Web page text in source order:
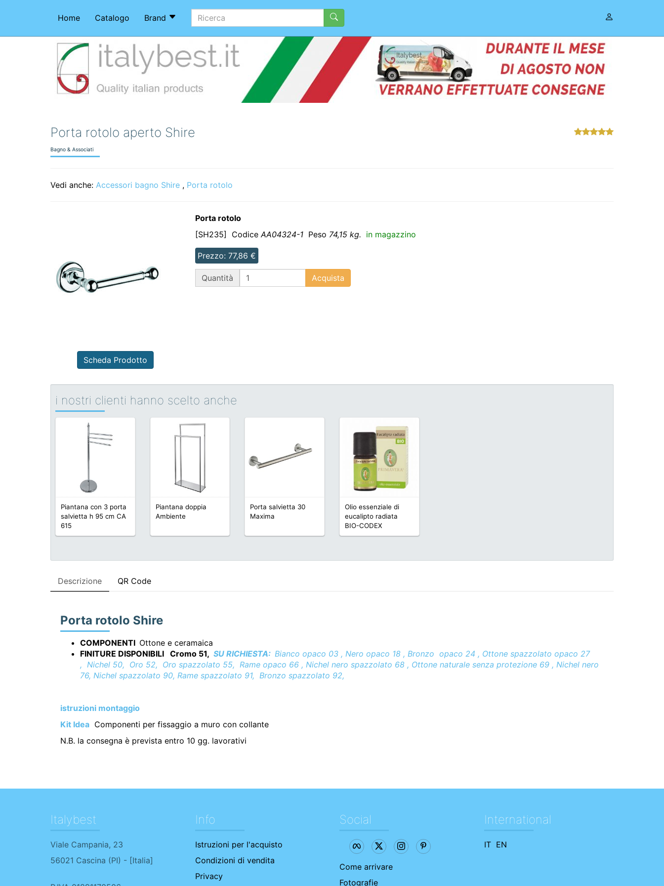
Home Catalogo Brand
Porta rotolo aperto Shire
Bagno & Associati
Vedi anche: Accessori bagno Shire , Porta rotolo
Scheda Prodotto
Porta rotolo
[SH235]
CodiceAA04324-1 Peso 74,15 kg. in magazzino
Prezzo: 77,86 €
QTQuantità Acquista
i nostri clienti hanno scelto anche
Piantana con 3 porta
salvietta h 95 cm CA
615
Piantana doppia
Ambiente
Porta salvietta 30
Maxima
Olio essenziale di
eucalipto radiata
BIO-CODEX
Descrizione QR Code
Porta rotolo Shire
COMPONENTI Ottone e ceramaica
FINITURE DISPONIBILI Cromo 51, SU RICHIESTA: Bianco opaco 03 , Nero opaco 18 , Bronzo opaco 24 , Ottone spazzolato opaco 27
, Nichel 50, Oro 52, Oro spazzolato 55, Rame opaco 66 , Nichel nero spazzolato 68 , Ottone naturale senza protezione 69 , Nichel nero
76, Nichel spazzolato 90, Rame spazzolato 91, Bronzo spazzolato 92,
istruzioni montaggio
Kit Idea Componenti per fissaggio a muro con collante
N.B. la consegna è prevista entro 10 gg. lavorativi
Italybest
Viale Campania, 23
56021 Cascina (PI) - [Italia]
Info
Istruzioni per l'acquisto
Condizioni di vendita
Privacy
Social
Come arrivare
Fotografie
International
IT EN